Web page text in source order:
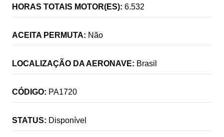
HORAS TOTAIS MOTOR(ES): 6.532
ACEITA PERMUTA: Não
LOCALIZAÇÃO DA AERONAVE: Brasil
CÓDIGO: PA1720
STATUS: Disponível